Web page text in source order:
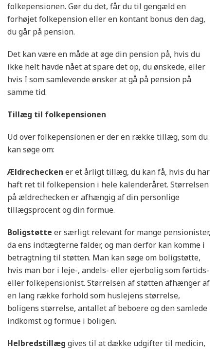
folkepensionen. Gør du det, får du til gengæld en
forhøjet folkepension eller en kontant bonus den dag,
du går på pension.
Det kan være en måde at øge din pension på, hvis du
ikke helt havde nået at spare det op, du ønskede, eller
hvis I som samlevende ønsker at gå på pension på
samme tid.
Tillæg til folkepensionen
Ud over folkepensionen er der en række tillæg, som du
kan søge om:
Ældrechecken er et årligt tillæg, du kan få, hvis du har
haft ret til folkepension i hele kalenderåret. Størrelsen
på ældrechecken er afhængig af din personlige
tillægsprocent og din formue.
Boligstøtte er særligt relevant for mange pensionister,
da ens indtægterne falder, og man derfor kan komme i
betragtning til støtten. Man kan søge om boligstøtte,
hvis man bor i leje-, andels- eller ejerbolig som førtids-
eller folkepensionist. Størrelsen af støtten afhænger af
en lang række forhold som huslejens størrelse,
boligens størrelse, antallet af beboere og den samlede
indkomst og formue i boligen.
Helbredstillæg gives til at dække udgifter til medicin,